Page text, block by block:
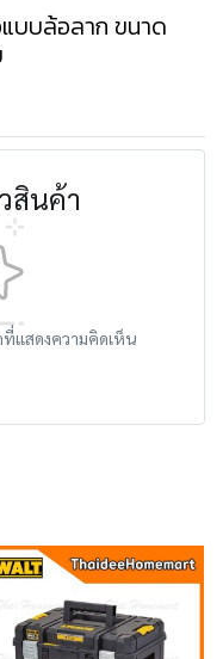
แบบล้อลาก ขนาด
สินค้า
แสดงความคิดเห็น